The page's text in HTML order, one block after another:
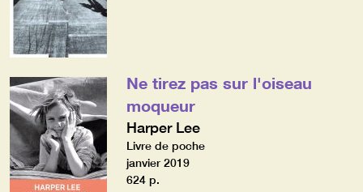
Ne tirez pas sur l'oiseau
moqueur
Harper Lee
Livre de poche
janvier 2019
624 p.